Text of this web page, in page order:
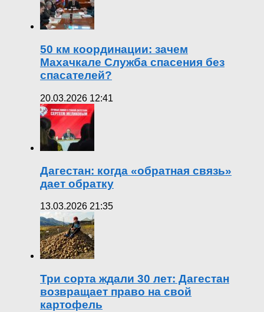
50 км координации: зачем
Махачкале Служба спасения без
спасателей?
20.03.2026 12:41
Дагестан: когда «обратная связь»
дает обратку
13.03.2026 21:35
Три сорта ждали 30 лет: Дагестан
возвращает право на свой
картофель